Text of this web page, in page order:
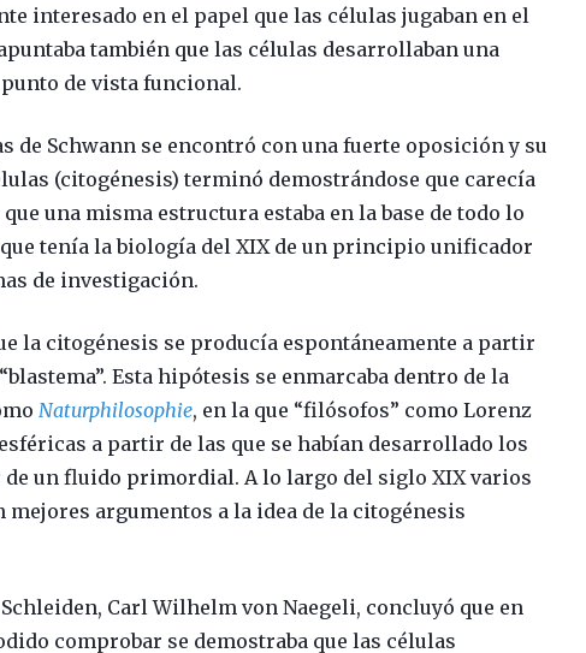
interesado en el papel que las células jugaban en el
también que las células desarrollaban una
de vista funcional.
de Schwann se encontró con una fuerte oposición y su
(citogénesis) terminó demostrándose que carecía
una misma estructura estaba en la base de todo lo
tenía la biología del XIX de un principio unificador
de investigación.
la citogénesis se producía espontáneamente a partir
Esta hipótesis se enmarcaba dentro de la
Naturphilosophie, en la que “filósofos” como Lorenz
a partir de las que se habían desarrollado los
un fluido primordial. A lo largo del siglo XIX varios
argumentos a la idea de la citogénesis
Carl Wilhelm von Naegeli, concluyó que en
comprobar se demostraba que las células